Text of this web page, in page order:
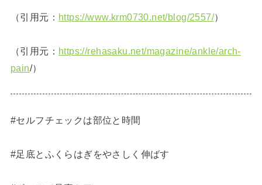
（引用元： https://www.krm0730.net/blog/2557/）
（引用元： https://rehasaku.net/magazine/ankle/arch-
pain/）
#セルフチェックは部位と時間
#足底とふくらはぎをやさしく伸ばす